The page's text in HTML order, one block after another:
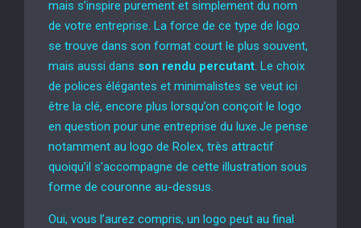
mais s’inspire purement et simplement du nom
de votre entreprise. La force de ce type de logo
se trouve dans son format court le plus souvent,
mais aussi dans son rendu percutant. Le choix
de polices élégantes et minimalistes se veut ici
être la clé, encore plus lorsqu’on conçoit le logo
en question pour une entreprise du luxe.Je pense
notamment au logo de Rolex, très attractif
quoiqu’il s’accompagne de cette illustration sous
forme de couronne au-dessus.
Oui, vous l’aurez compris, un logo peut au final